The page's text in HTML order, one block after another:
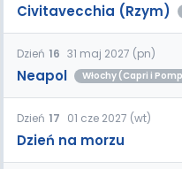
Civitavecchia (Rzym)
Dzień 16 31 maj 2027 (pn)
Neapol Włochy (Capri i
Dzień 17 01 cze 2027 (wt)
Dzień na morzu